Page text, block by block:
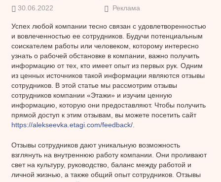
30.06.2022 Реклама
Успех любой компании тесно связан с удовлетворенностью
и вовлеченностью ее сотрудников. Будучи потенциальным
соискателем работы или человеком, которому интересно
узнать о рабочей обстановке в компании, важно получить
информацию от тех, кто имеет опыт из первых рук. Одним
из ценных источников такой информации являются отзывы
сотрудников. В этой статье мы рассмотрим отзывы
сотрудников компании «Этажи» и изучим ценную
информацию, которую они предоставляют. Чтобы получить
прямой доступ к этим отзывам, вы можете посетить сайт
https://alekseevka.etagi.com/feedback/.
Отзывы сотрудников дают уникальную возможность
взглянуть на внутреннюю работу компании. Они проливают
свет на культуру, руководство, баланс между работой и
личной жизнью, а также общий опыт сотрудников. Отзывы